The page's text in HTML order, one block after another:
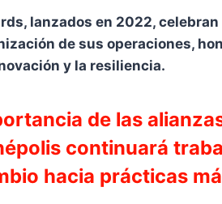
lanzados en 2022,
de sus operaciones,
y la resiliencia.
de las
continuará
hacia prácticas